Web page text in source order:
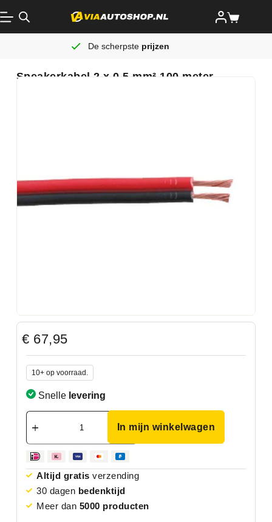
De scherpste prijzen
Speakerkabel 2 x 0.5 mm² 100 meter
€ 67,95
10+ op voorraad.
Snelle levering
In mijn winkelwagen
Altijd gratis verzending
30 dagen bedenktijd
Meer dan 5000 producten